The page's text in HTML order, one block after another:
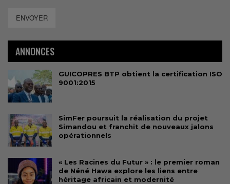
ENVOYER
ANNONCES
GUICOPRES BTP obtient la certification ISO
9001:2015
SimFer poursuit la réalisation du projet
Simandou et franchit de nouveaux jalons
opérationnels
« Les Racines du Futur » : le premier roman
de Néné Hawa explore les liens entre
héritage africain et modernité